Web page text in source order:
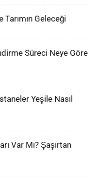
Geleceği
Süreci Neye Göre
Yeşile Nasıl
Var Mı? Şaşırtan